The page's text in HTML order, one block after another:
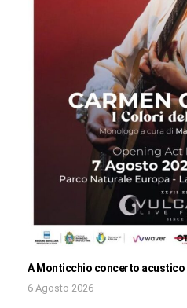
A Monticchio concerto acustico
6 Agosto 2026